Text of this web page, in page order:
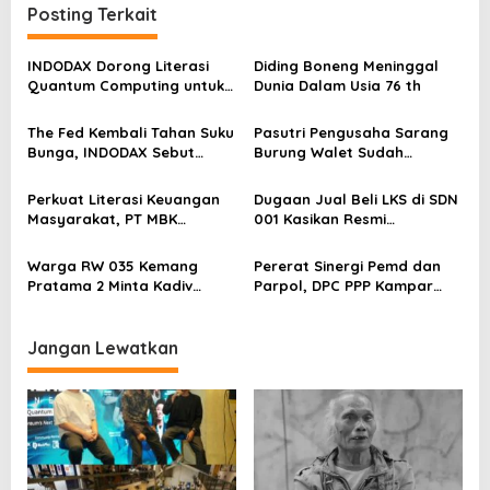
a
s
i
o
s
Posting Terkait
INDODAX Dorong Literasi
Quantum Computing untuk
Blockchain
Diding Boneng Meninggal
Dunia Dalam Usia 76 th
The Fed Kembali Tahan Suku
Bunga, INDODAX Sebut
Sentimen Pasar
Pasutri Pengusaha Sarang
Burung Walet Sudah
Pelapor Desak Polda Jambi
Segera Lakukan Penahanan
Perkuat Literasi Keuangan
Masyarakat, PT MBK
Karpet Masjid di Pakuhaji
Dugaan Jual Beli LKS di SDN
001 Kasikan Resmi
Kampar, Pemred – Pimum
Metroterkini.id Desak Usut
Kasus Ini
Warga RW 035 Kemang
Pratama 2 Minta Kadiv
Metro Bekasi Kota
Pererat Sinergi Pemd dan
Parpol, DPC PPP Kampar
Jangan Lewatkan